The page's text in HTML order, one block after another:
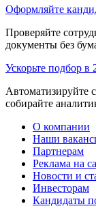
Оформляйте
Проверяйте
документы без
Ускорьте подбор в
Автоматизируйте
собирайте
О компании
Наши
Партнерам
Реклама на
Новости и
Инвесторам
Кандидаты